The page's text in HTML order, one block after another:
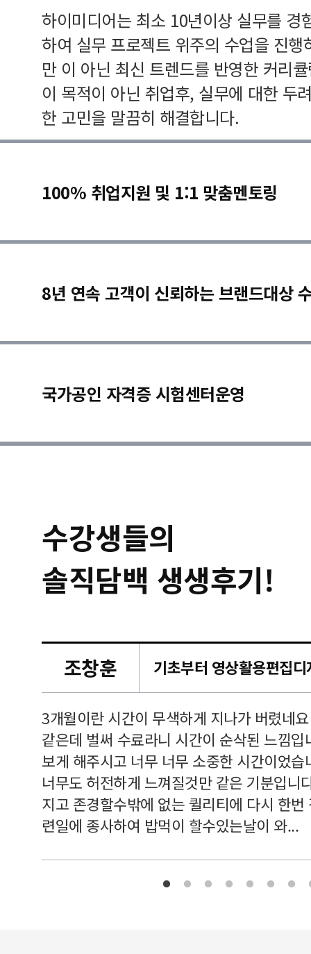
하이미디어는 최소 10년이상 실무를 경
하여 실무 프로젝트 위주의 수업을 진
만 이 아닌 최신 트렌드를 반영한 커리
이 목적이 아닌 취업후, 실무에 대한 두
한 고민을 말끔히 해결합니다.
100% 취업지원 및 1:1 맞춤멘토링
8년 연속 고객이 신뢰하는 브랜드대상
국가공인 자격증 시험센터운영
수강생들의
솔직담백 생생후기!
조창훈
3개월이란 시간이 무색하게 지나가 버렸네
같은데 벌써 수료라니 시간이 순삭된 느낌
보게 해주시고 너무 너무 소중한 시간이었
너무도 허전하게 느껴질것만 같은 기분입니
지고 존경할수밖에 없는 퀼리티에 다시 한
련일에 종사하여 밥먹이 할수있는날이 와...